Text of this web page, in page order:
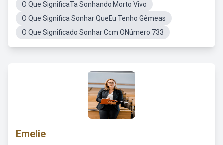
O Que SignificaTa Sonhando Morto Vivo
O Que Significa Sonhar QueEu Tenho Gêmeas
O Que Significado Sonhar Com ONúmero 733
Emelie